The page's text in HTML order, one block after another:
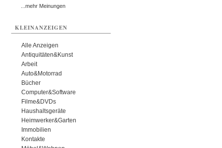
...mehr Meinungen
KLEINANZEIGEN
Alle Anzeigen
Antiquitäten&Kunst
Arbeit
Auto&Motorrad
Bücher
Computer&Software
Filme&DVDs
Haushaltsgeräte
Heimwerker&Garten
Immobilien
Kontakte